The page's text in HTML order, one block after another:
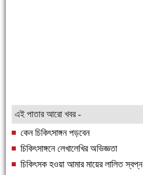
এই পাতার আরো খবর -
কেন চিকিৎসাঙ্গন পড়বেন
চিকিৎসাঙ্গনে লেখালেখির অভিজ্ঞতা
চিকিৎসক হওয়া আমার মায়ের লালিত স্বপ্ন